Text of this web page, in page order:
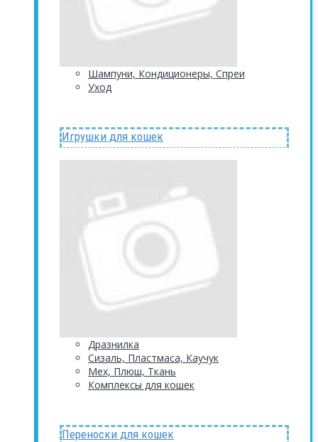
Шампуни, Кондиционеры, Спреи
Уход
Игрушки для кошек
Дразнилка
Сизаль, Пластмаса, Каучук
Мех, Плюш, Ткань
Комплексы для кошек
Переноски для кошек